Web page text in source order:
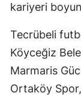
kariyeri
Tecrübeli
Köyceğiz
Marmaris
Ortaköy